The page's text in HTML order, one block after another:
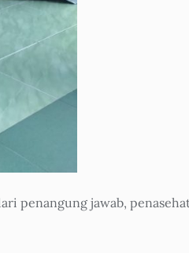
penangung jawab,